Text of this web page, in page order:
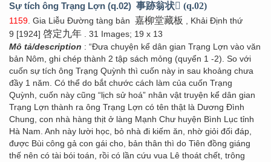
Sự tích ông Trạng Lợn (q.02) 事跡翁状𤞼 (q.02)
1159. Gia Liễu Đường tàng bản 嘉柳堂藏板 , Khải Định thứ
9 [1924] 啓定九年 . 31 Images; 19 x 13
Mô tả/description : “Đưa chuyện kể dân gian Trạng Lợn vào văn
bản Nôm, ghi chép thành 2 tập sách mỏng (quyển 1 -2). So với
cuốn sự tích ông Trạng Quỳnh thì cuốn này in sau khoảng chưa
đầy 1 năm. Có thể do bắt chước cách làm của cuốn Trạng
Quỳnh, cuốn này cũng “lịch sử hoá” nhân vật truyện kể dân gian
Trạng Lợn thành ra ông Trạng Lợn có tên thật là Dương Đình
Chung, con nhà hàng thịt ở làng Mạnh Chư huyện Bình Lục tỉnh
Hà Nam. Anh này lười học, bỏ nhà đi kiếm ăn, nhờ giỏi đối đáp,
được Bùi công gả con gái cho, bản thân thì do Tiên đồng giáng
thế nên có tài bói toán, rồi có lần cứu vua Lê thoát chết, trông